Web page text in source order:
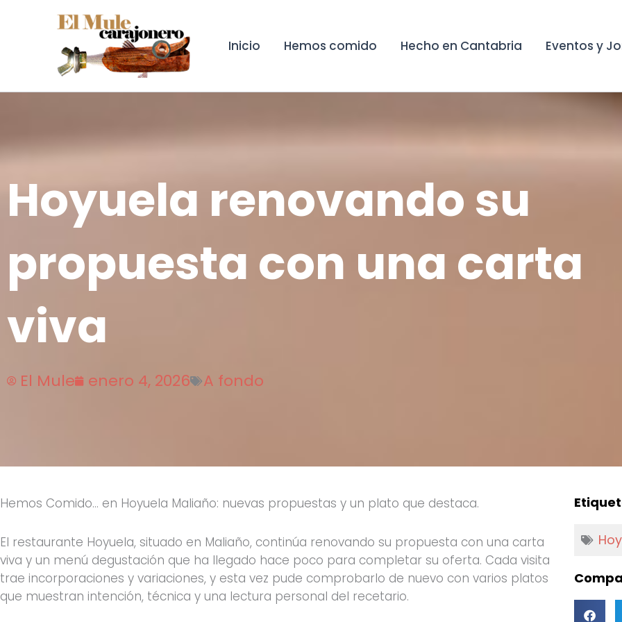
Inicio Hemos comido Hecho en Cantabria Eventos y
Hoyuela renovando su
propuesta con una carta
viva
El Mule enero 4, 2026 A fondo
Hemos Comido… en Hoyuela Maliaño: nuevas propuestas y un plato que destaca.
El restaurante Hoyuela, situado en Maliaño, continúa renovando su propuesta con una carta
viva y un menú degustación que ha llegado hace poco para completar su oferta. Cada visita
trae incorporaciones y variaciones, y esta vez pude comprobarlo de nuevo con varios platos
que muestran intención, técnica y una lectura personal del recetario.